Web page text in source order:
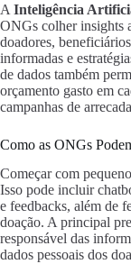
A Inteligência
ONGs colher insights
doadores,
informadas e
de dados também
orçamento gasto em
campanhas de
Como as ONGs
Começar com
Isso pode incluir
e feedbacks, além de
doação. A principal
responsável das
dados pessoais dos